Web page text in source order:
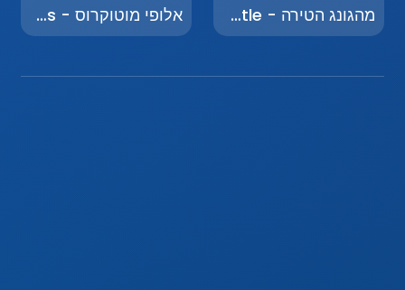
מהגונג הטירה - Mahjong Castle אלופי מוטוקרוס - Motocross Champions